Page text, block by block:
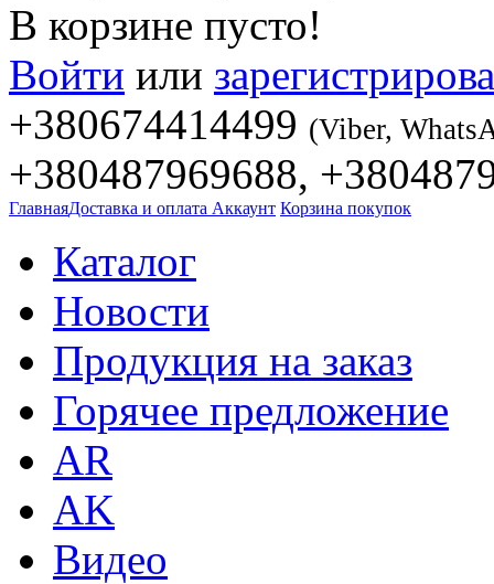
В корзине пусто!
Войти или
+380674414499 (Viber,
+380487969688,
ГлавнаяДоставка и оплата Аккаунт Корзина покупок
Каталог
Новости
Продукция на заказ
Горячее предложение
AR
AK
Видео